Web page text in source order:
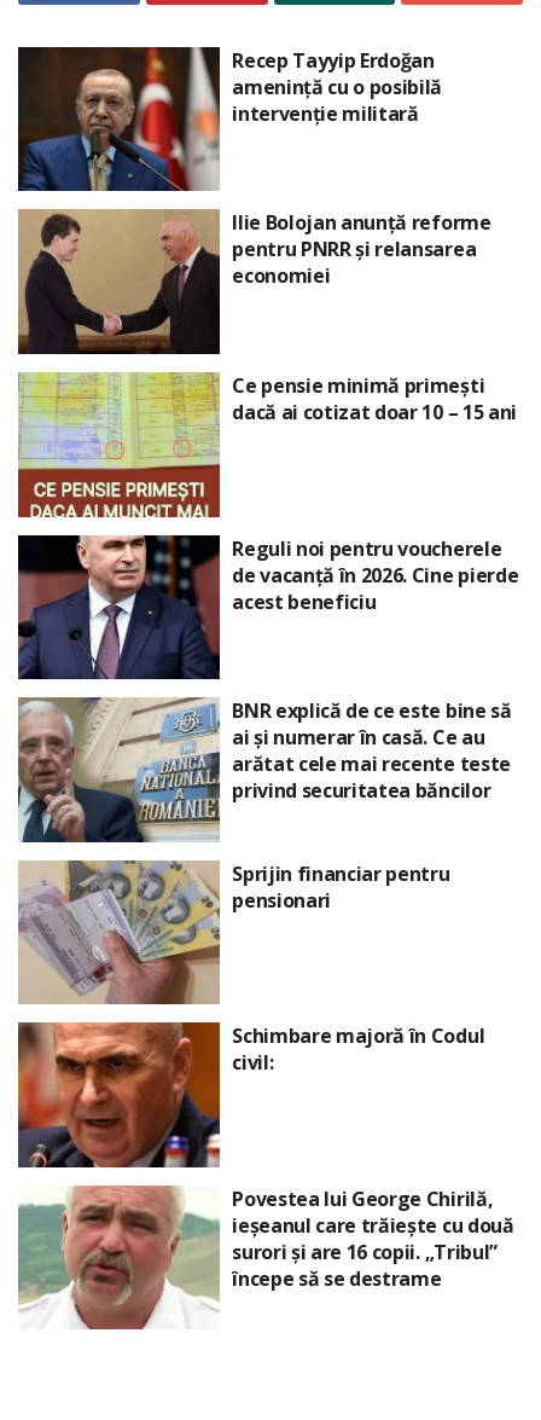
Recep Tayyip Erdoğan
amenință cu o posibilă
intervenție militară
Ilie Bolojan anunță reforme
pentru PNRR și relansarea
economiei
Ce pensie minimă primești
dacă ai cotizat doar 10 – 15 ani
Reguli noi pentru voucherele
de vacanță în 2026. Cine pierde
acest beneficiu
BNR explică de ce este bine să
ai și numerar în casă. Ce au
arătat cele mai recente teste
privind securitatea băncilor
Sprijin financiar pentru
pensionari
Schimbare majoră în Codul
civil:
Povestea lui George Chirilă,
ieșeanul care trăiește cu două
surori și are 16 copii. „Tribul”
începe să se destrame